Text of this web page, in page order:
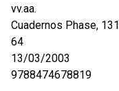
vv.aa.
Cuadernos Phase, 131
64
13/03/2003
9788474678819